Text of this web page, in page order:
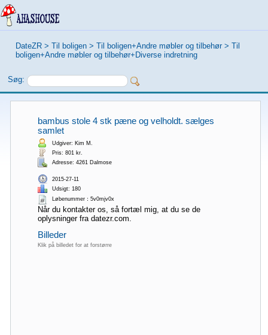
DateZR > Til boligen > Til boligen+Andre møbler og tilbehør > Til
boligen+Andre møbler og tilbehør+Diverse indretning
Søg:
bambus stole 4 stk pæne og velholdt. sælges
samlet
Udgiver: Kim M.
Pris: 801 kr.
Adresse: 4261 Dalmose
2015-27-11
Udsigt: 180
Løbenummer：5v0mjv0x
Når du kontakter os, så fortæl mig, at du se de
oplysninger fra datezr.com.
Billeder
Klik på billedet for at forstørre